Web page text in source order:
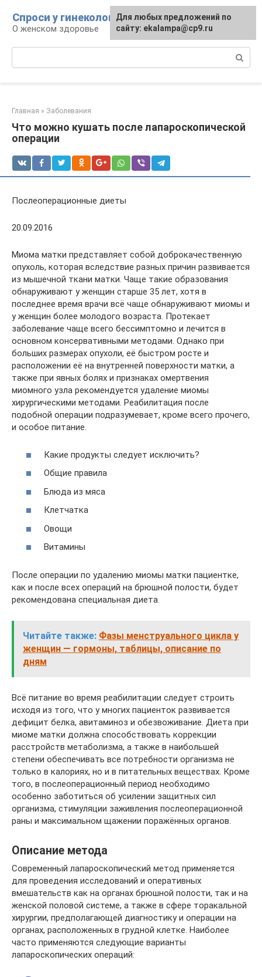
контенту
Спроси у гинеколога
О женском здоровье
Главная » Заболевания
Что можно кушать после лапароскопической
операции
Послеоперационные диеты
20.09.2016
Миома матки представляет собой доброкачественную
опухоль, которая вследствие разных причин развивается
из мышечной ткани матки. Чаще такие образования
обнаруживают у женщин старше 35 лет, хотя в
последнее время врачи всё чаще обнаруживают миомы и
у женщин более молодого возраста. Протекает
заболевание чаще всего бессимптомно и лечится в
основном консервативными методами. Однако при
больших размерах опухоли, её быстром росте и
расположении её на внутренней поверхности матки, а
также при явных болях и признаках омертвения
миомного узла рекомендуется удаление миомы
хирургическими методами. Реабилитация после
подобной операции подразумевает, кроме всего прочего,
и особое питание.
Какие продукты следует исключить?
Общие правила
Блюда из мяса
Клетчатка
Овощи
Витамины
После операции по удалению миомы матки пациентке,
как и после всех операций на брюшной полости, будет
рекомендована специальная диета.
Читайте также: Фазы менструального цикла у
женщин — гормоны, таблицы, описание по
дням
Всё питание во время реабилитации следует строить
исходя из того, что у многих пациенток развивается
дефицит белка, авитаминоз и обезвоживание. Диета при
миоме матки должна способствовать коррекции
расстройств метаболизма, а также в наибольшей
степени обеспечивать все потребности организма не
только в калориях, но и в питательных веществах. Кроме
того, в послеоперационный период необходимо
особенно заботиться об усилении защитных сил
организма, стимуляции заживления послеоперационной
раны и максимальном щажении поражённых органов.
Описание метода
Современный лапароскопический метод применяется
для проведения исследований и оперативных
вмешательств как на органах брюшной полости, так и на
женской половой системе, а также в сфере торакальной
хирургии, предполагающей диагностику и операции на
органах, расположенных в грудной клетке. Наиболее
часто применяются следующие варианты
лапароскопических операций:
Для любых предложений по
сайту: ekalampa@cp9.ru